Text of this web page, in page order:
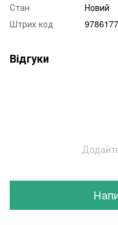
Стан
Новий
Штрих код
Відгуки